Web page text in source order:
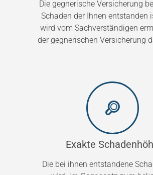
Die gegnerische Versicherung
Schaden der Ihnen entstanden
wird vom Sachverständigen
der gegnerischen Versicherung
Exakte
Die bei ihnen entstandene